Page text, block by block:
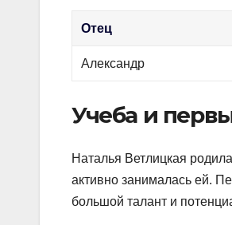
Отец
Александр
Учеба и
Наталья Ветлицкая
активно занималась ей.
большой талант и